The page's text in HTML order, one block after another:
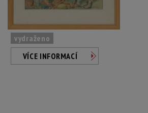
vydraženo
VÍCE INFORMACÍ